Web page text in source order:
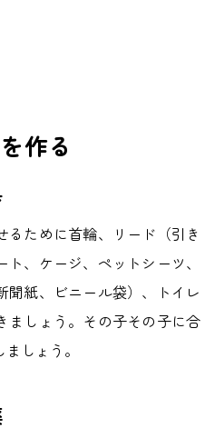
作る
るために首輪、リード（引き
、ケージ、ペットシーツ、
聞紙、ビニール袋）、トイレ
ましょう。その子その子に合
しょう。